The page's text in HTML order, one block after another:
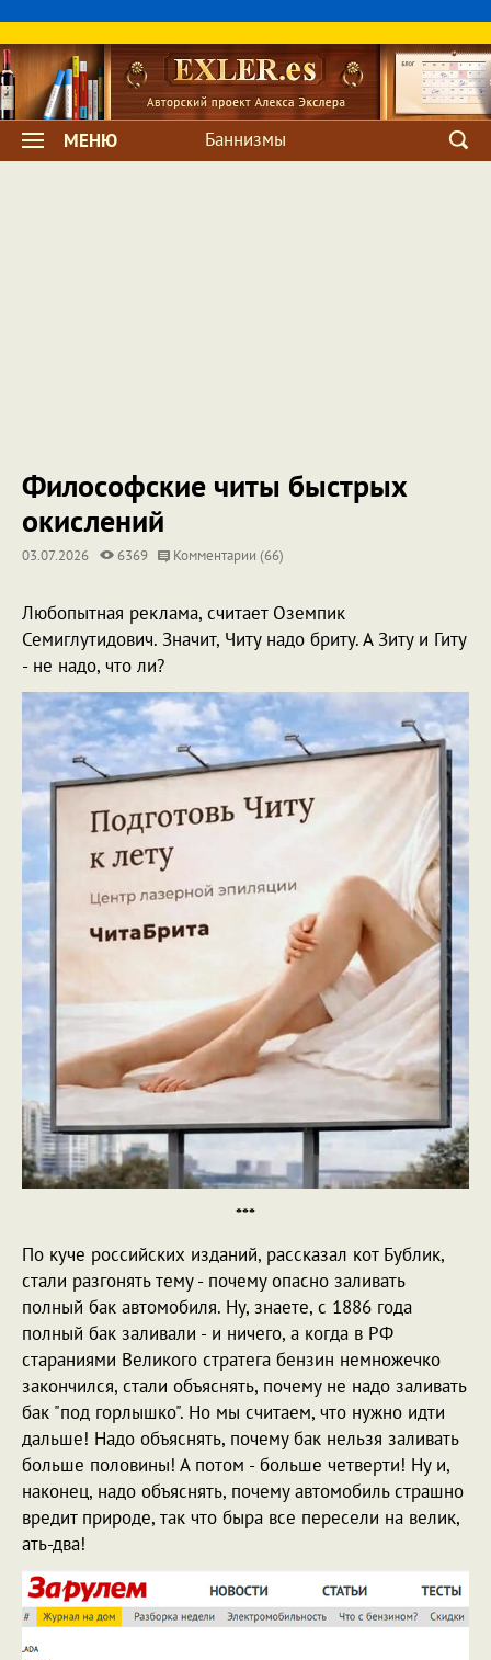
МЕНЮ Баннизмы
Философские читы быстрых
окислений
03.07.2026 6369 Комментарии (66)
Любопытная реклама, считает Оземпик
Семиглутидович. Значит, Читу надо бриту. А Зиту и Гиту
- не надо, что ли?
***
По куче российских изданий, рассказал кот Бублик,
стали разгонять тему - почему опасно заливать
полный бак автомобиля. Ну, знаете, с 1886 года
полный бак заливали - и ничего, а когда в РФ
стараниями Великого стратега бензин немножечко
закончился, стали объяснять, почему не надо заливать
бак "под горлышко". Но мы считаем, что нужно идти
дальше! Надо объяснять, почему бак нельзя заливать
больше половины! А потом - больше четверти! Ну и,
наконец, надо объяснять, почему автомобиль страшно
вредит природе, так что быра все пересели на велик,
ать-два!